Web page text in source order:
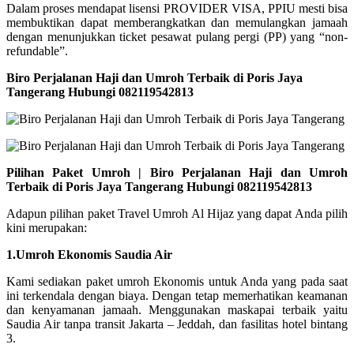
Dalam proses mendapat lisensi PROVIDER VISA, PPIU mesti bisa
membuktikan dapat memberangkatkan dan memulangkan jamaah
dengan menunjukkan ticket pesawat pulang pergi (PP) yang “non-
refundable”.
Biro Perjalanan Haji dan Umroh Terbaik di Poris Jaya
Tangerang Hubungi 082119542813
Pilihan Paket Umroh | Biro Perjalanan Haji dan Umroh
Terbaik di Poris Jaya Tangerang Hubungi 082119542813
Adapun pilihan paket Travel Umroh Al Hijaz yang dapat Anda pilih
kini merupakan:
1.Umroh Ekonomis Saudia Air
Kami sediakan paket umroh Ekonomis untuk Anda yang pada saat
ini terkendala dengan biaya. Dengan tetap memerhatikan keamanan
dan kenyamanan jamaah. Menggunakan maskapai terbaik yaitu
Saudia Air tanpa transit Jakarta – Jeddah, dan fasilitas hotel bintang
3.